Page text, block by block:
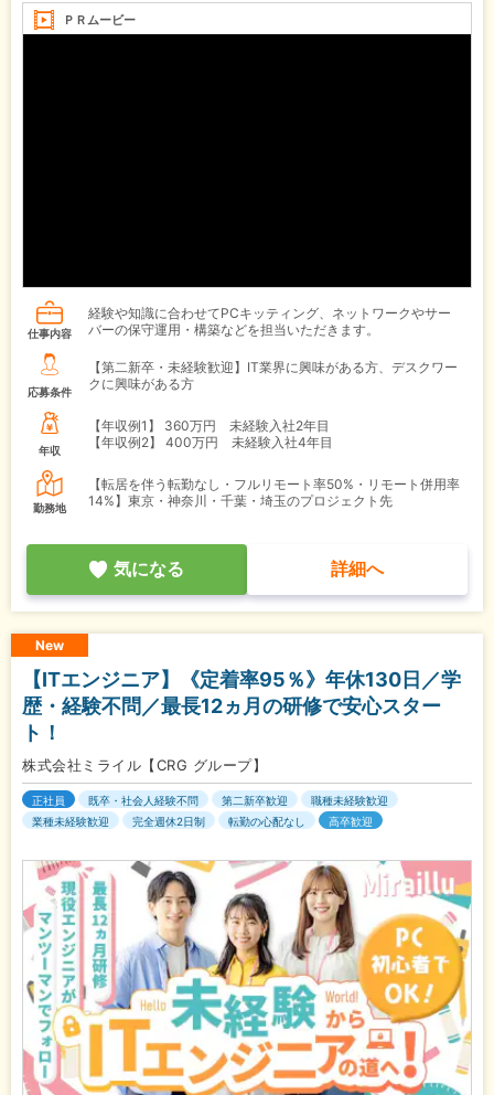
ＰＲムービー
仕事内容
経験や知識に合わせてPCキッティング、ネットワークやサー
バーの保守運用・構築などを担当いただきます。
応募条件
【第二新卒・未経験歓迎】IT業界に興味がある方、デスクワー
クに興味がある方
年収
【年収例1】
360万円 未経験入社2年目
【年収例2】
400万円 未経験入社4年目
勤務地
【転居を伴う転勤なし・フルリモート率50%・リモート併用率
14%】東京・神奈川・千葉・埼玉のプロジェクト先
気になる 詳細へ
New
【ITエンジニア】《定着率95％》年休130日／学
歴・経験不問／最長12ヵ月の研修で安心スター
ト！
株式会社ミライル【CRG グループ】
正社員 既卒・社会人経験不問 第二新卒歓迎
職種未経験歓迎
業種未経験歓迎
完全週休2日制 転勤の心配なし 高卒歓迎